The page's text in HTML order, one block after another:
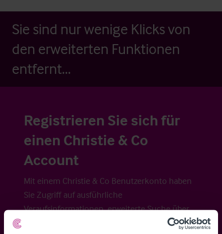
Sie sind nur wenige Klicks von
den erweiterten Funktionen
entfernt...
Registrieren Sie sich für
einen Christie & Co
Account
Mit einem Christie & Co Benutzerkonto haben
Sie Zugriff auf ausführliche
Veraufsinformationen, erweiterte Suche über